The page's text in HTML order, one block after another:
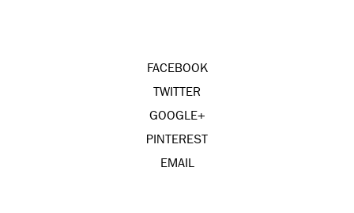
FACEBOOK
TWITTER
GOOGLE+
PINTEREST
EMAIL